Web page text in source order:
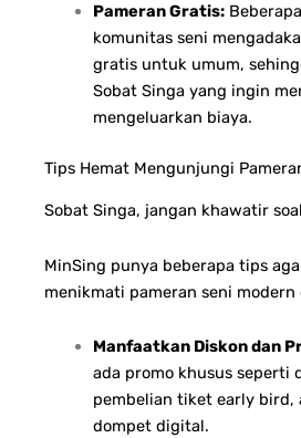
Pameran Gratis:
komunitas seni
gratis untuk umum,
Sobat Singa yang ingin
mengeluarkan biaya.
Tips Hemat Mengunjungi
Sobat Singa, jangan khawatir
MinSing punya beberapa tips
menikmati pameran seni modern
Manfaatkan Diskon dan
ada promo khusus seperti
pembelian tiket early bird,
dompet digital.